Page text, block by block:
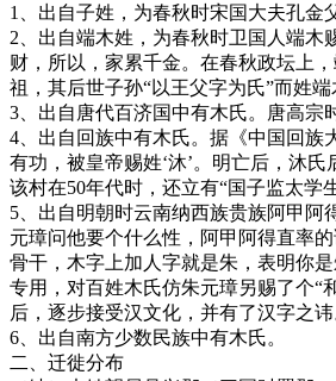
1、出自子姓，为春秋时宋国大夫孔金
2、出自端木姓，为春秋时卫国人端
财，所以，家累千金。在春秋政坛上
祖，其后世子孙“以王父字为氏”而姓
3、出自唐代百济国中有木氏。唐高宗
4、出自回族中有木氏。据《中国回族
有功，被皇帝赐姓‘沐’。明亡后，沐
该村在50年代时，还立有“国子监太学
5、出自明朝时云南纳西族贵族阿甲
元璋问他要个什么性，阿甲阿得直率
骨干，木字上加人字就是朱，表明你
专用，对百姓木氏仿朱元璋另赐了个“
后，逐步接受汉文化，并有了汉字之
6、出自南方少数民族中有木氏。
二、迁徙分布